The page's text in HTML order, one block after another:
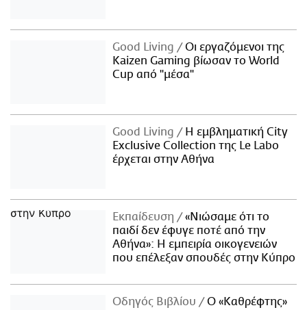
Good Living
Οι εργαζόμενοι της
Kaizen Gaming βίωσαν το World
Cup από "μέσα"
Good Living
Η εμβληματική City
Exclusive Collection της Le Labo
έρχεται στην Αθήνα
Εκπαίδευση
«Νιώσαμε ότι το
παιδί δεν έφυγε ποτέ από την
Αθήνα»: Η εμπειρία οικογενειών
που επέλεξαν σπουδές στην Κύπρο
Οδηγός Βιβλίου
Ο «Καθρέφτης»